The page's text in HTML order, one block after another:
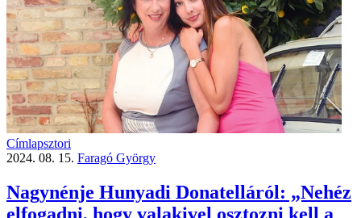
Címlapsztori
2024. 08. 15. Faragó György
Nagynénje Hunyadi Donatelláról: „Nehéz
elfogadni, hogy valakivel osztozni kell a